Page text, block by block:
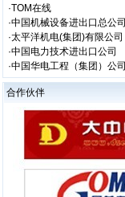
·TOM在线
·中国机械设备进出口总公司
·太平洋机电(集团)有限公司
·中国电力技术进出口公司
·中国华电工程（集团）公司
合作伙伴